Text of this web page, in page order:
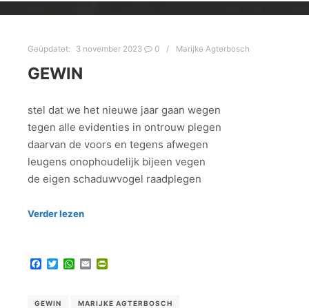
Geüpdatet: 3 november 2023 0 Marijke Agterbosch
GEWIN
stel dat we het nieuwe jaar gaan wegen
tegen alle evidenties in ontrouw plegen
daarvan de voors en tegens afwegen
leugens onophoudelijk bijeen vegen
de eigen schaduwvogel raadplegen
Verder lezen
Facebook
TwitterWhatsApp
Email
GEWIN MARIJKE AGTERBOSCH